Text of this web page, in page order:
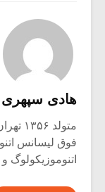
هادی سپهری
متولد ۱۳۵۶ تهران
فوق لیسانس
اتنوموزیکولوگ